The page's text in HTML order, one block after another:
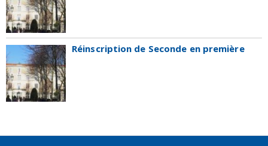
Réinscription de Seconde en première